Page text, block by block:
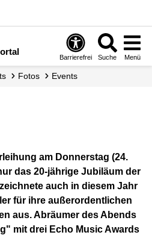
Barrierefrei Suche Menü
Fotos Events
am Donnerstag (24.
das 20-jährige Jubiläum der
auch in diesem Jahr
für ihre außerordentlichen
aus. Abräumer des Abends
mit drei Echo Music Awards